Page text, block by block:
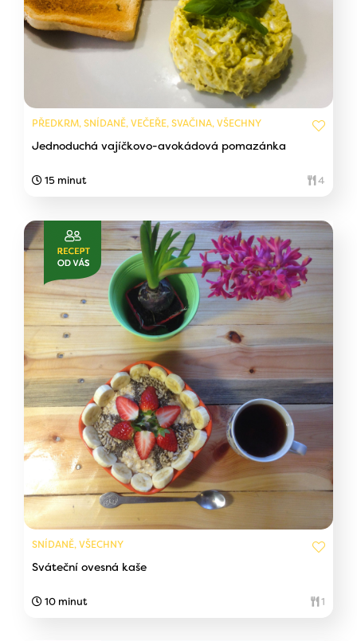
PŘEDKRM, SNÍDANĚ, VEČEŘE, SVAČINA, VŠECHNY
Jednoduchá vajíčkovo-avokádová pomazánka
15 minut 4
SNÍDANĚ, VŠECHNY
Sváteční ovesná kaše
10 minut 1